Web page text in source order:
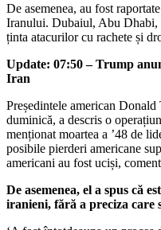
De asemenea, au fost
Iranului. Dubaiul, Abu Dhabi,
ținta atacurilor cu rachete și
Update: 07:50 – Trump
Iran
Președintele american
duminică, a descris o
menționat moartea a ’48 de
posibile pierderi americane
americani au fost uciși,
De asemenea, el a spus că
iranieni, fără a preciza care